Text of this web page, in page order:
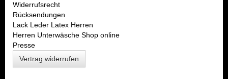
Widerrufsrecht
Rücksendungen
Lack Leder Latex Herren
Herren Unterwäsche Shop online
Presse
Vertrag widerrufen